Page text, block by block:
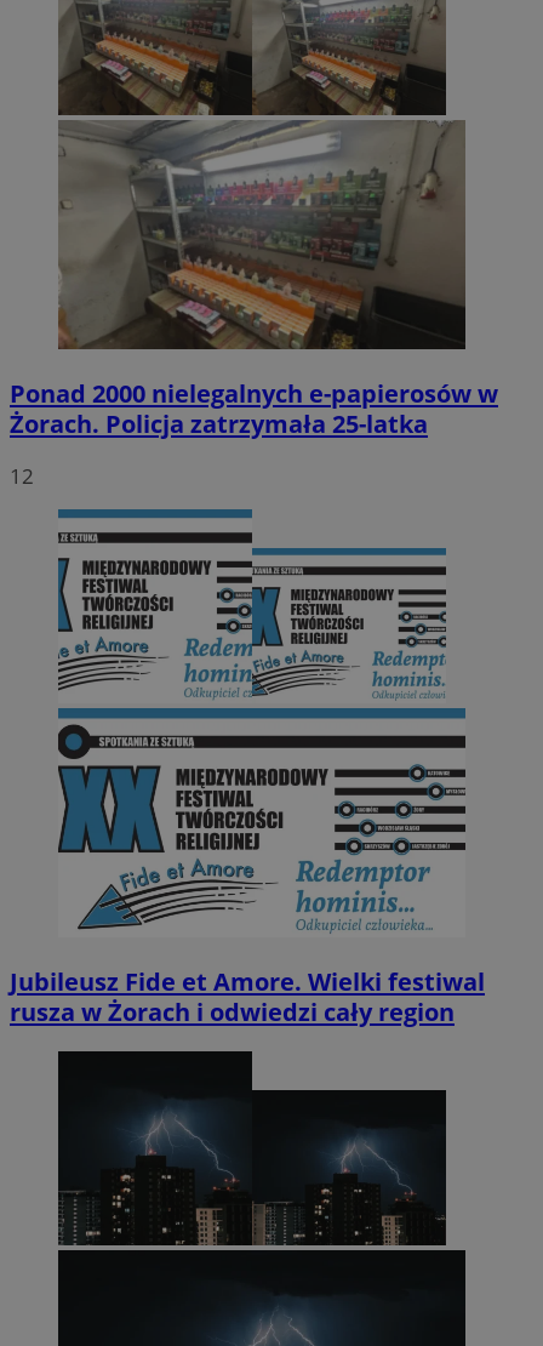
Ponad 2000 nielegalnych e-papierosów w
Żorach. Policja zatrzymała 25-latka
12
Jubileusz Fide et Amore. Wielki festiwal
rusza w Żorach i odwiedzi cały region